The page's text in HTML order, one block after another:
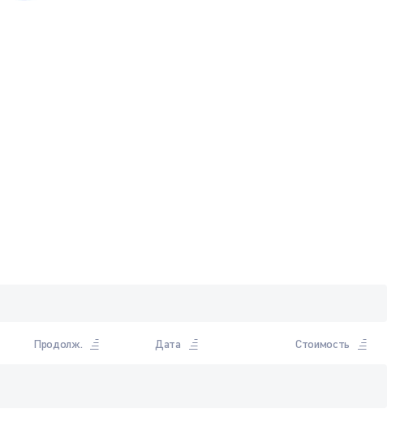
Продолж. Дата Стоимость